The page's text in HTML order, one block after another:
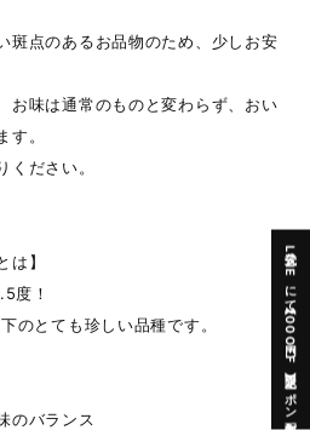
公式LINEにて【200円OFF】限定クーポン配布中
斑点のあるお品物のため、少しお安
お味は通常のものと変わらず、おい
す。
ください。
は】
度！
のとても珍しい品種です。
のバランス